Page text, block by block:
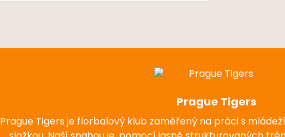
Prague Tigers
Prague Tigers je florbalový klub zaměřený na práci s